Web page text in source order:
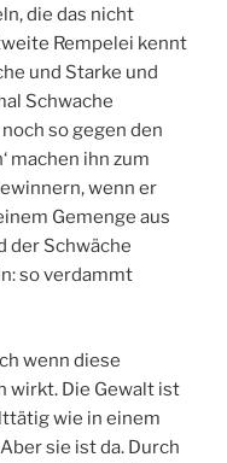
die das nicht
Rempelei kennt
und Starke und
Schwache
so gegen den
machen ihn zum
wenn er
Gemenge aus
der Schwäche
so verdammt
wenn diese
wirkt. Die Gewalt ist
wie in einem
sie ist da. Durch